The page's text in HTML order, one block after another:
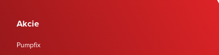
Akcie
Pumpfix